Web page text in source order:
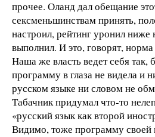
прочее. Оланд дал обещание
сексменьшинствам принять,
настроил, рейтинг уронил ниже
выполнил. И это, говорят,
Наша же власть ведет себя так,
программу в глаза не видела и
русском языке ни словом не
Табачник придумал что-то
«русский язык как второй
Видимо, тоже программу своей